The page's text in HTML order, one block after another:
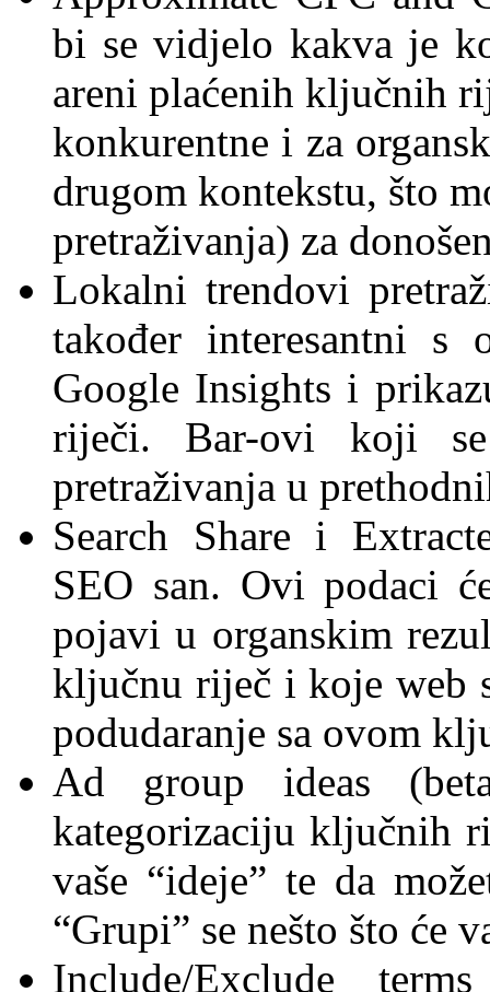
bi se vidjelo kakva je
areni plaćenih ključnih
konkurentne i za
drugom kontekstu, što
pretraživanja) za
Lokalni trendovi
također interesantni s
Google Insights i
riječi. Bar-ovi koji se
pretraživanja u
Search Share i
SEO san. Ovi podaci
pojavi u organskim
ključnu riječ i koje web
podudaranje sa ovom
Ad group ideas
kategorizaciju ključnih
vaše “ideje” te da
“Grupi” se nešto što će
Include/Exclude